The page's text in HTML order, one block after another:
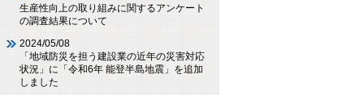
生産性向上の取り組みに関するアンケート
の調査結果について
2024/05/08
「地域防災を担う建設業の近年の災害対応
状況」に「令和6年 能登半島地震」を追加
しました